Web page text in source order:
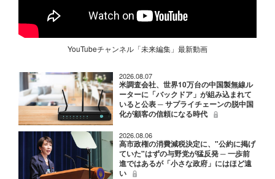
YouTubeチャンネル「未来編集」最新動画
2026.08.07
米調査会社、世界10万台の中国製無線ル
ーターに「バックドア」が組み込まれて
いると公表 ─ サプライチェーンの脱中国
化が顧客の信頼になる時代
2026.08.06
高市政権の消費減税決定に、"公約に掲げ
ていた"はずの与野党が猛反発 ─ 一歩前
進ではあるが「小さな政府」にはほど遠
い